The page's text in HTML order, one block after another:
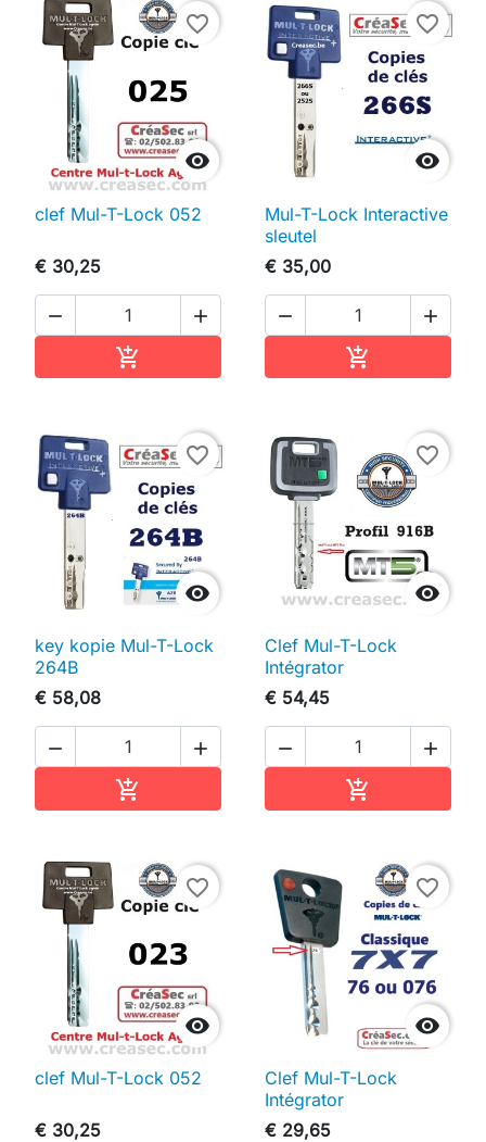

favorite_border
clef Mul-T-Lock 052
€ 30,25
 


favorite_border
Mul-T-Lock Interactive
sleutel
€ 35,00
 


favorite_border
key kopie Mul-T-Lock
264B
€ 58,08
 


favorite_border
Clef Mul-T-Lock
Intégrator
€ 54,45
 


favorite_border
clef Mul-T-Lock 052
€ 30,25

favorite_border
Clef Mul-T-Lock
Intégrator
€ 29,65